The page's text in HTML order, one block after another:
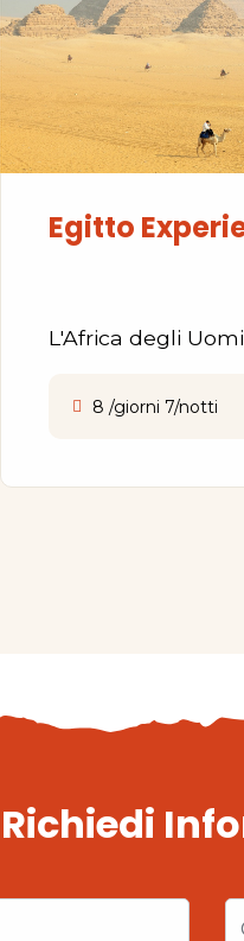
Egitto
L'Africa degli
8 /giorni 7/notti
Richiedi